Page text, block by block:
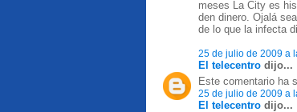
meses La City es
den dinero. Ojalá
de lo que la infecta
25 de julio de 2009 a
El telecentro dijo...
Este comentario ha
25 de julio de 2009 a
El telecentro dijo...